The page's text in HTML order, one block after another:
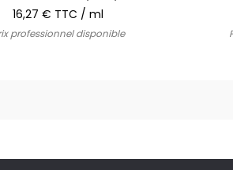
16,27 € TTC / ml
professionnel disponible